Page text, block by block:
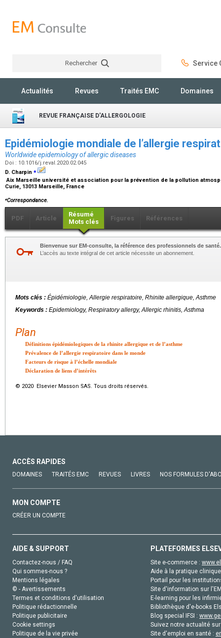
Rechercher Service
Actualités Revues Traités EMC Domaines
REVUE FRANÇAISE D'ALLERGOLOGIE
Epidémiologie mondiale de l’allergie
Worldwide epidemiology of allergic diseases
Doi : 10.1016/j.reval.2020.02.045
D. Charpin ⁎
Aix Marseille université et association pour la prévention de la pollution
Curie, 13013 Marseille, France
⁎Correspondance.
PDF Article
Résumé
Mots clés
Figures Références
Bienvenue sur EM-consulte, la référence des professionnels de santé.
L’accès au texte intégral de cet article nécessite un abonnement.
Mots clés : Épidémiologie, Allergie respiratoire, Rhinite allergique, Asthme
Keywords : Epidemiology, Respiratory allergy, Allergic rhinitis, Asthma
Plan
Définitions épidémiologiques de la rhinite allergique et de l’asthme
Prévalence de l’allergie respiratoire dans le monde
Facteurs de risque à l’échelle mondiale
Déclaration de liens d’intérêts
© 2020 Elsevier Masson SAS. Tous droits réservés.
ACCÈS RAPIDES
DOMAINES TRAITÉS EMC REVUES LIVRES NOS FORMULES
MON COMPTE
CRÉER UN COMPTE
AIDE & SUPPORT
Contactez-nous / FAQ
Qui sommes-nous ?
Mentions légales
© - Avertissements
Termes et conditions d'utilisation
Politique rédactionnelle
Politique publicitaire
Cookie settings
Politique de la vie privée
PLATEFORMES
Site e-commerce :
Aide à la pratique
Portail pour les
Site d'information sur
E-learning pour les
Bibliothèque d'e-books
Blog special IFSI :
Suivez notre actualité
Site d'emploi en santé :